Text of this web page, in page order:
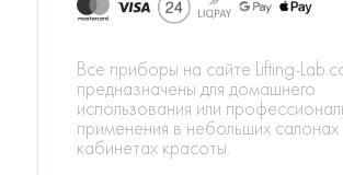
Все приборы на сайте Lifting-
предназначены для домашнего
использования или
применения в небольших салонах
кабинетах красоты.